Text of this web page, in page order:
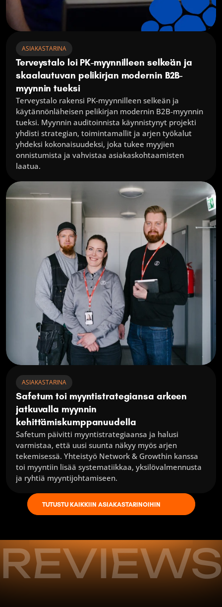
ASIAKASTARINA
Terveystalo loi PK-myynnilleen selkeän ja
skaalautuvan pelikirjan modernin B2B-
myynnin tueksi
Terveystalo rakensi PK-myynnilleen selkeän ja
käytännönläheisen pelikirjan modernin B2B-myynnin
tueksi. Myynnin auditoinnista käynnistynyt projekti
yhdisti strategian, toimintamallit ja arjen työkalut
yhdeksi kokonaisuudeksi, joka tukee myyjien
onnistumista ja vahvistaa asiakaskohtaamisten
laatua.
ASIAKASTARINA
Safetum toi myyntistrategiansa arkeen
jatkuvalla myynnin
kehittämiskumppanuudella
Safetum päivitti myyntistrategiaansa ja halusi
varmistaa, että uusi suunta näkyy myös arjen
tekemisessä. Yhteistyö Network & Growthin kanssa
toi myyntiin lisää systematiikkaa, yksilövalmennusta
ja ryhtiä myyntijohtamiseen.
TUTUSTU KAIKKIIN ASIAKASTARINOIHIN
Koulutus antoi meille paljon apua ja konkreettista